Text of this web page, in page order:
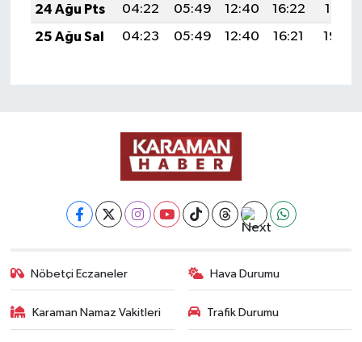
24 Ağu Pts
04:22 05:49 12:40 16:22
19:21
25 Ağu Sal
04:23 05:49 12:40 16:21 19:20
Nöbetçi Eczaneler Hava Durumu
Karaman Namaz Vakitleri Trafik Durumu